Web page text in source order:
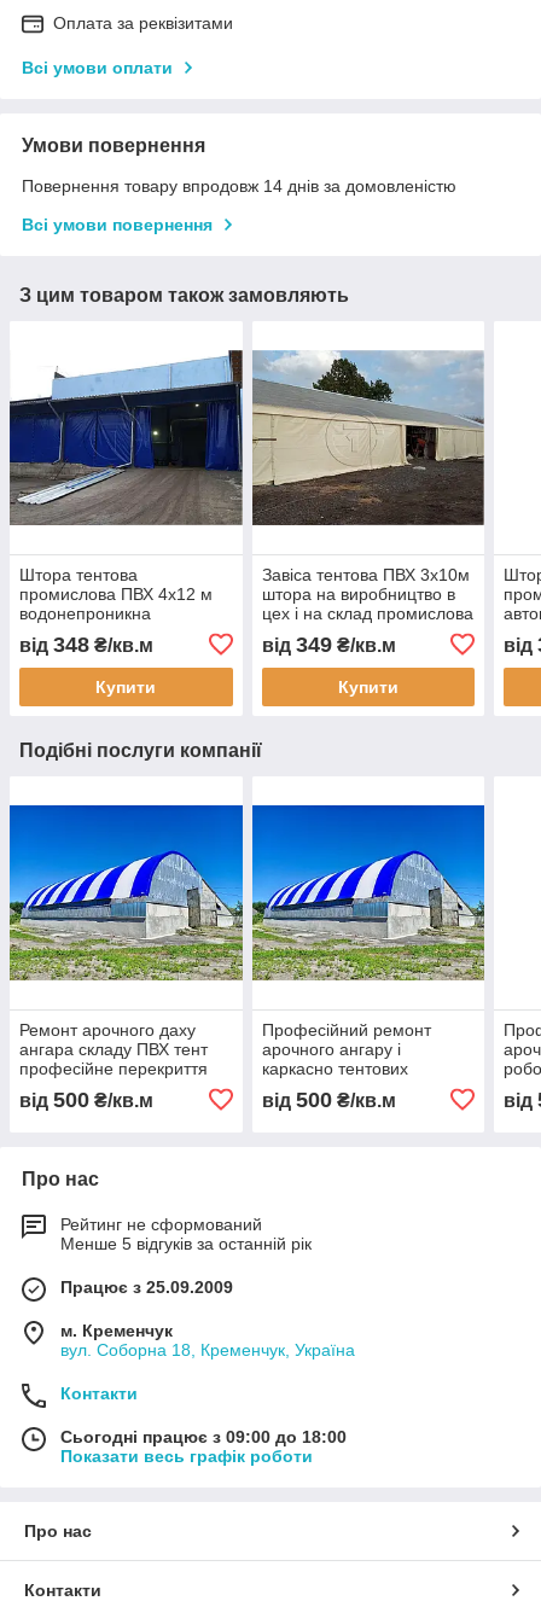
Оплата за реквізитами
Всі умови оплати
Умови повернення
Повернення товару впродовж 14 днів за домовленістю
Всі умови повернення
З цим товаром також замовляють
Штора тентова
промислова ПВХ 4х12 м
водонепроникна
перегородка для складу
цеху автомийки та СТО
від 348 ₴/кв.м
Купити
Завіса тентова ПВХ 3х10м
штора на виробництво в
цех і на склад промислова
водонепроникна завіса
ПВХ для СТО
від 349₴/кв.м
Купити
від
Подібні послуги компанії
Ремонт арочного даху
ангара складу ПВХ тент
професійне перекриття
TentStroy Україна
від 500 ₴/кв.м
Професійний ремонт
арочного ангару і
каркасно тентових
конструкцій відновлення
даху складу ПВХ тент без
від 500₴/кв.м
без
від
Про нас
Рейтинг не сформований
Менше 5 відгуків за останній рік
Працює з 25.09.2009
м. Кременчук
вул. Соборна 18, Кременчук, Україна
Контакти
Сьогодні працює з 09:00 до 18:00
Показати весь графік роботи
Про нас
Контакти